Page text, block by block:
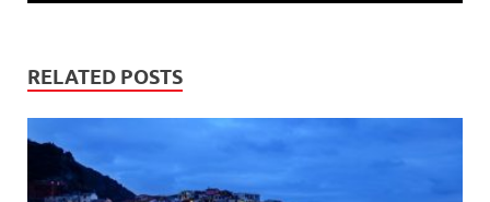
RELATED POSTS